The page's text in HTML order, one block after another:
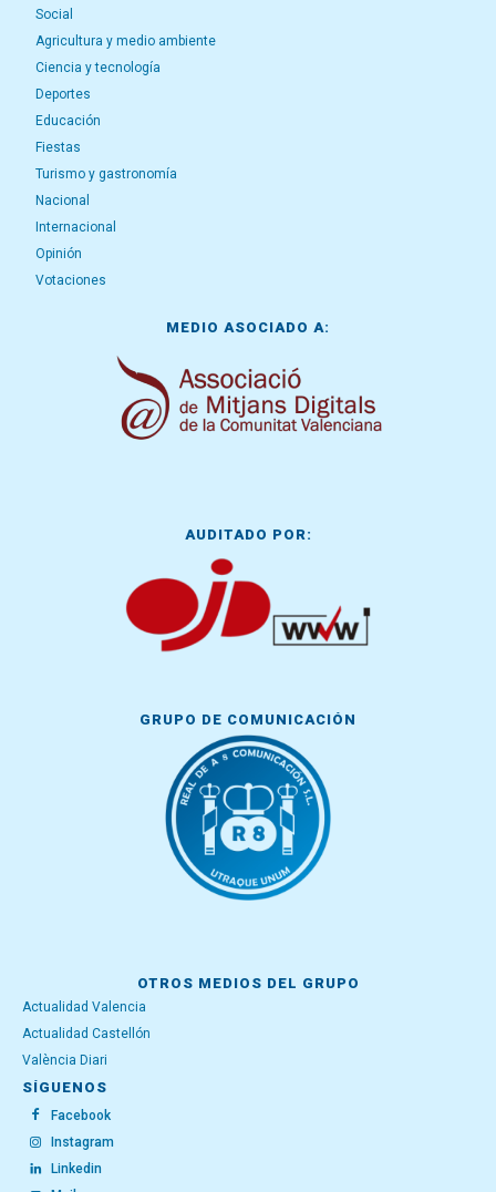
Social
Agricultura y medio ambiente
Ciencia y tecnología
Deportes
Educación
Fiestas
Turismo y gastronomía
Nacional
Internacional
Opinión
Votaciones
MEDIO ASOCIADO A:
AUDITADO POR:
GRUPO DE COMUNICACIÓN
OTROS MEDIOS DEL GRUPO
Actualidad Valencia
Actualidad Castellón
València Diari
SÍGUENOS
Facebook
Instagram
Linkedin